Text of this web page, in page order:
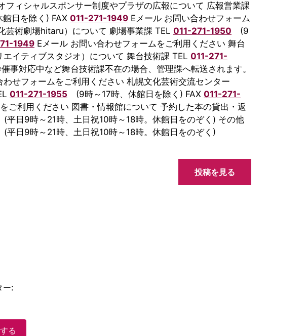
フィシャルスポンサー制度やプラザの広報について 広報営業課
日を除く) FAX 011-271-1949 Eメール お問い合わせフォーム
芸術劇場hitaru）について 劇場事業課 TEL 011-271-1950 (9
1949 Eメール お問い合わせフォームをご利用ください 舞台
イティブスタジオ）について 舞台技術課 TEL 011-271-
事対応中など舞台技術課不在の場合、管理課へ転送されます。
わせフォームをご利用ください 札幌文化芸術交流センター
011-271-1955 (9時～17時、休館日を除く) FAX 011-271-
ご利用ください 図書・情報館について 予約した本の貸出・返
(平日9時～21時、土日祝10時～18時。休館日をのぞく) その他
(平日9時～21時、土日祝10時～18時。休館日をのぞく)
投稿を見る
ー:
る